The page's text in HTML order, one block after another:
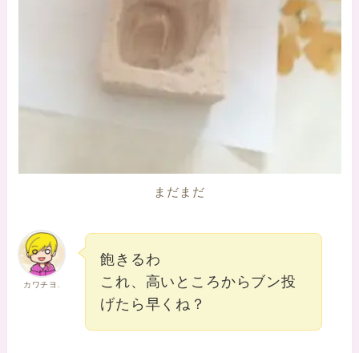
まだまだ
カワチヨ.
飽きるわ
これ、高いところからブン投
げたら早くね？